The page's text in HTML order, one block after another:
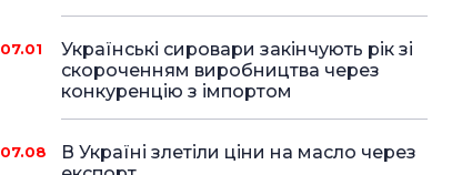
07.01
Українські сировари закінчують рік зі
скороченням виробництва через
конкуренцію з імпортом
07.08
В Україні злетіли ціни на масло через